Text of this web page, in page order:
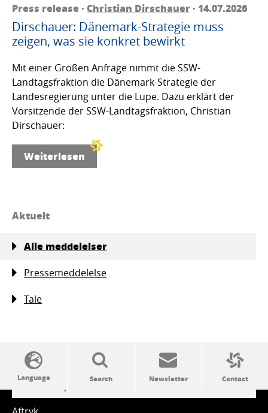
Press release · Christian Dirschauer· 14.07.2026
Dirschauer: Dänemark-Strategie muss
zeigen, was sie konkret bewirkt
Mit einer Großen Anfrage nimmt die SSW-
Landtagsfraktion die Dänemark-Strategie der
Landesregierung unter die Lupe. Dazu erklärt der
Vorsitzende der SSW-Landtagsfraktion, Christian
Dirschauer:
Weiterlesen
Aktuelt
Alle meddelelser
Pressemeddelelse
Tale
SSW politics from A to Z